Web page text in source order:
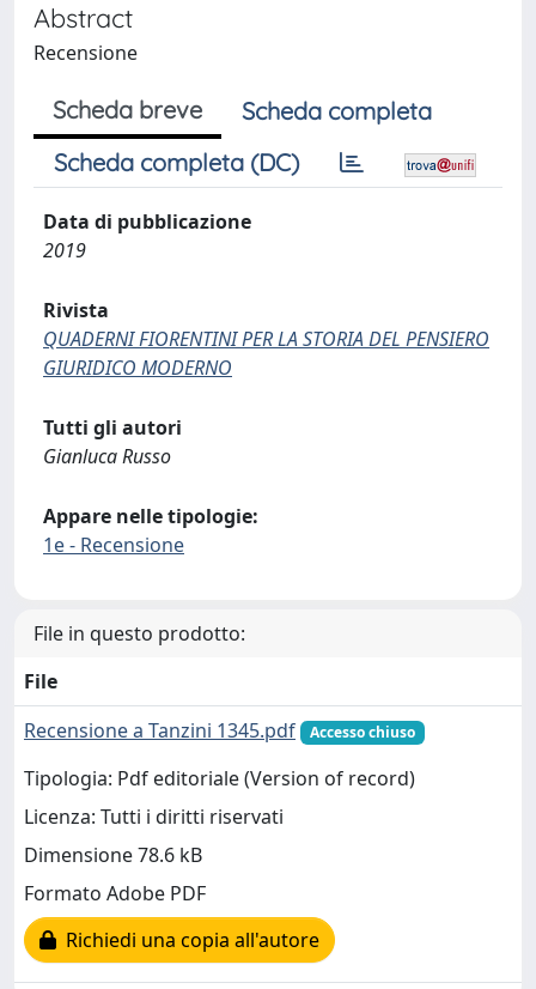
Abstract
Recensione
Scheda breve
Scheda completa
Scheda completa (DC)
Data di pubblicazione
2019
Rivista
QUADERNI FIORENTINI PER LA STORIA DEL PENSIERO
GIURIDICO MODERNO
Tutti gli autori
Gianluca Russo
Appare nelle tipologie:
1e - Recensione
File in questo prodotto:
File
Recensione a Tanzini 1345.pdf
Accesso chiuso
Tipologia: Pdf editoriale (Version of record)
Licenza: Tutti i diritti riservati
Dimensione 78.6 kB
Formato Adobe PDF
Richiedi una copia all'autore